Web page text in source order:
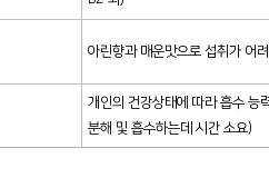
아린향과 매운맛으로 섭취가 어
개인의 건강상태에 따라 흡수 능
분해 및 흡수하는데 시간 소요)